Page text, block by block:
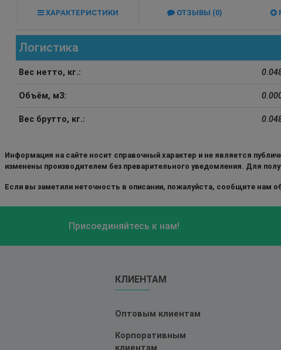
ХАРАКТЕРИСТИКИ ОТЗЫВЫ (0)
Логистика
Вес нетто, кг.:
Объём, м3:
Вес брутто, кг.:
Информация на сайте носит справочный характер и не является
изменены производителем без преварительного уведомления. Для
Если вы заметили неточность в описании, пожалуйста, сообщите нам
Присоединяйтесь к нам!
КЛИЕНТАМ
Оптовым клиентам
Корпоративным